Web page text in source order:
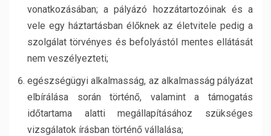
vonatkozásában; a pályázó hozzátartozóinak és a
vele egy háztartásban élőknek az életvitele pedig a
szolgálat törvényes és befolyástól mentes ellátását
nem veszélyezteti;
egészségügyi alkalmasság, az alkalmasság pályázat
elbírálása során történő, valamint a támogatás
időtartama alatti megállapításához szükséges
vizsgálatok írásban történő vállalása;